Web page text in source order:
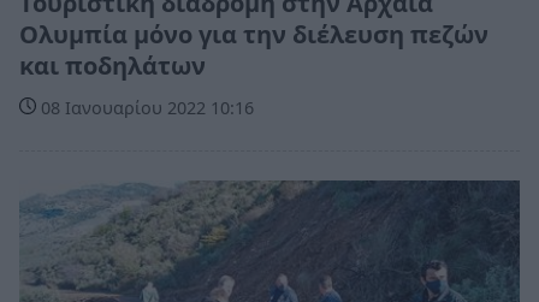
Ολυμπία μόνο για την διέλευση πεζών
και ποδηλάτων
08 Ιανουαρίου 2022 10:16